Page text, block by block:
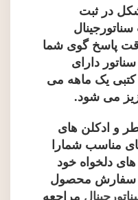
در ثبت
پاسخ گوی شما
دارای
یک ماهه می
می شود.
و ادکلن های
مناسب شمارا
دلخواه خود
سفارش محصول
مراجعه